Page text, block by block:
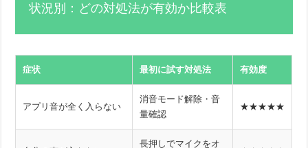
状況別：どの対処法が有効か比較表
症状 最初に試す対処法 有効度
アプリ音が全く入らない
消音モード解除・音
量確認
★★★★★
長押しでマイクをオ